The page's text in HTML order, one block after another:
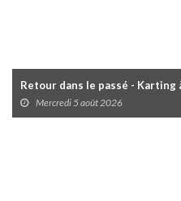
Retour dans le passé - Karting
Mercredi 5 août 2026